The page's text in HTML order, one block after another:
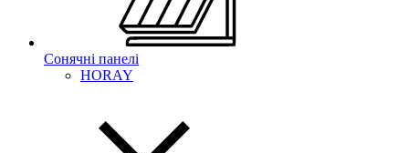
Сонячні панелі
HORAY